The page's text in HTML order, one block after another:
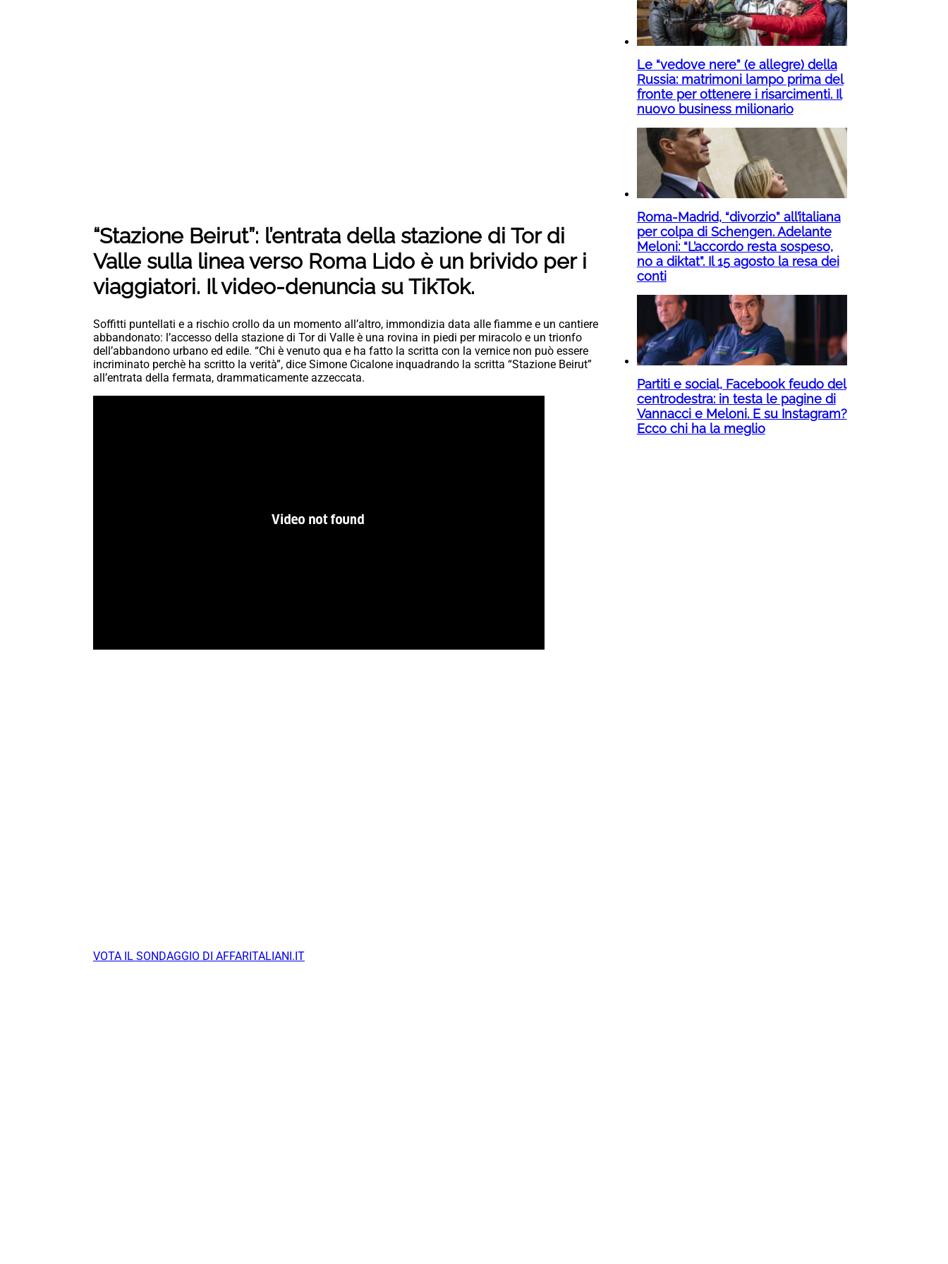
“Stazione Beirut”: l’entrata della stazione di Tor di
Valle sulla linea verso Roma Lido è un brivido per i
viaggiatori. Il video-denuncia su TikTok.
Soffitti puntellati e a rischio crollo da un momento all’altro, immondizia data alle fiamme e un cantiere
abbandonato: l’accesso della stazione di Tor di Valle è una rovina in piedi per miracolo e un trionfo
dell’abbandono urbano ed edile. “Chi è venuto qua e ha fatto la scritta con la vernice non può essere
incriminato perchè ha scritto la verità”, dice Simone Cicalone inquadrando la scritta “Stazione Beirut”
all’entrata della fermata, drammaticamente azzeccata.
VOTA IL SONDAGGIO DI AFFARITALIANI.IT
Le “vedove nere” (e allegre) della
Russia: matrimoni lampo prima del
fronte per ottenere i risarcimenti. Il
nuovo business milionario
Roma-Madrid, “divorzio” all’italiana
per colpa di Schengen. Adelante
Meloni: “L’accordo resta sospeso,
no a diktat”. Il 15 agosto la resa dei
conti
Partiti e social, Facebook feudo del
centrodestra: in testa le pagine di
Vannacci e Meloni. E su Instagram?
Ecco chi ha la meglio